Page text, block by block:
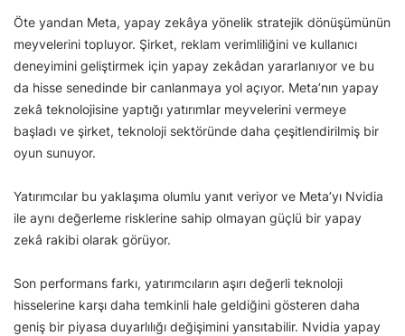
Öte yandan Meta, yapay zekâya yönelik stratejik dönüşümünün
meyvelerini topluyor. Şirket, reklam verimliliğini ve kullanıcı
deneyimini geliştirmek için yapay zekâdan yararlanıyor ve bu
da hisse senedinde bir canlanmaya yol açıyor. Meta’nın yapay
zekâ teknolojisine yaptığı yatırımlar meyvelerini vermeye
başladı ve şirket, teknoloji sektöründe daha çeşitlendirilmiş bir
oyun sunuyor.
Yatırımcılar bu yaklaşıma olumlu yanıt veriyor ve Meta’yı Nvidia
ile aynı değerleme risklerine sahip olmayan güçlü bir yapay
zekâ rakibi olarak görüyor.
Son performans farkı, yatırımcıların aşırı değerli teknoloji
hisselerine karşı daha temkinli hale geldiğini gösteren daha
geniş bir piyasa duyarlılığı değişimini yansıtabilir. Nvidia yapay